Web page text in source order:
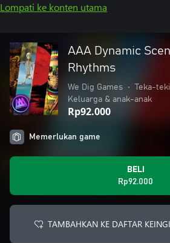
Lompati ke konten utama
AAA Dynamic
Rhythms
We Dig Games • Teka-
Keluarga & anak-anak
Rp92.000
Memerlukan game
BELI
Rp92.000
TAMBAHKAN KE DAFTAR